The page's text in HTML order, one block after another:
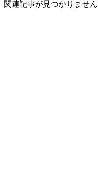
関連記事が見つかりません